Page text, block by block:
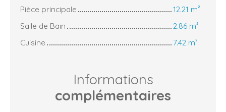
Pièce principale
12.21 m²
Salle de Bain
2.86 m²
Cuisine
7.42 m²
Informations
complémentaires